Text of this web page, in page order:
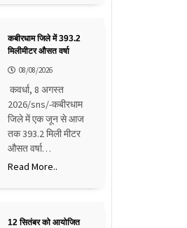
कबीरधाम जिले में 393.2
मिलीमीटर औसत वर्षा
08/08/2026
कवर्धा, 8 अगस्त
2026/sns/-कबीरधाम
जिले में एक जून से आज
तक 393.2 मिली मीटर
औसत वर्षा…
Read More..
12 सितंबर को आयोजित